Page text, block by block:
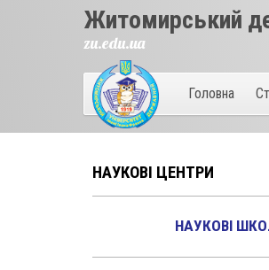
Житомирський
zu.edu.ua
Головна
НАУКОВІ ЦЕНТРИ
НАУКОВІ